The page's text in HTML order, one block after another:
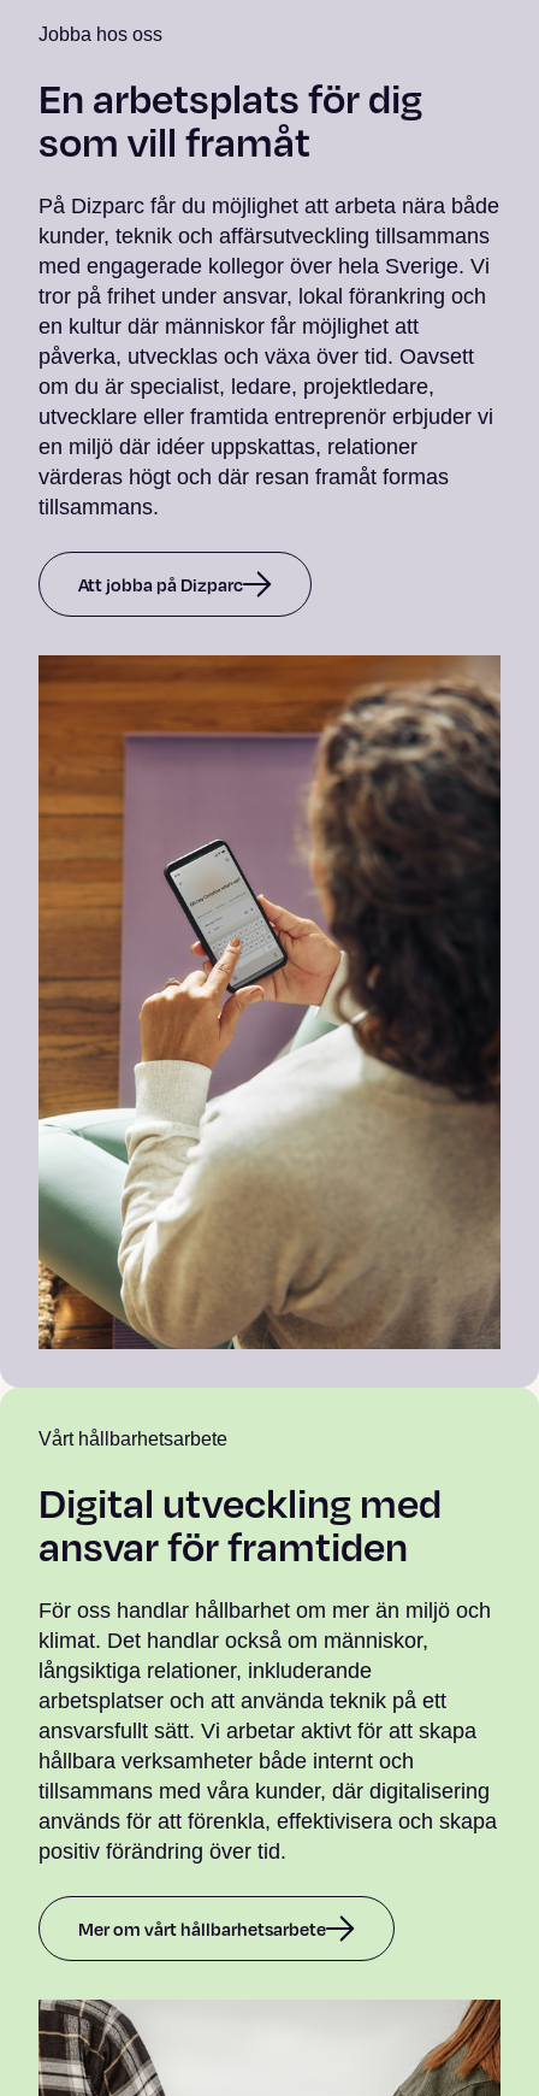
Jobba hos oss
En arbetsplats för dig
som vill framåt
På Dizparc får du möjlighet att arbeta nära både
kunder, teknik och affärsutveckling tillsammans
med engagerade kollegor över hela Sverige. Vi
tror på frihet under ansvar, lokal förankring och
en kultur där människor får möjlighet att
påverka, utvecklas och växa över tid. Oavsett
om du är specialist, ledare, projektledare,
utvecklare eller framtida entreprenör erbjuder vi
en miljö där idéer uppskattas, relationer
värderas högt och där resan framåt formas
tillsammans.
Att jobba på Dizparc
Vårt hållbarhetsarbete
Digital utveckling med
ansvar för framtiden
För oss handlar hållbarhet om mer än miljö och
klimat. Det handlar också om människor,
långsiktiga relationer, inkluderande
arbetsplatser och att använda teknik på ett
ansvarsfullt sätt. Vi arbetar aktivt för att skapa
hållbara verksamheter både internt och
tillsammans med våra kunder, där digitalisering
används för att förenkla, effektivisera och skapa
positiv förändring över tid.
Mer om vårt hållbarhetsarbete